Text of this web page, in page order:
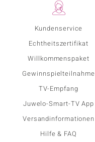
Kundenservice
Echtheitszertifikat
Willkommenspaket
Gewinnspielteilnahme
TV-Empfang
Juwelo-Smart-TV App
Versandinformationen
Hilfe & FAQ